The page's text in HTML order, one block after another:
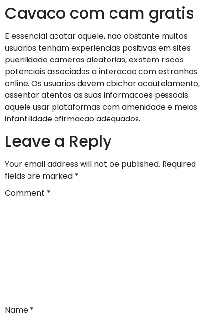
Cavaco com cam gratis
E essencial acatar aquele, nao obstante muitos
usuarios tenham experiencias positivas em sites
puerilidade cameras aleatorias, existem riscos
potenciais associados a interacao com estranhos
online. Os usuarios devem abichar acautelamento,
assentar atentos as suas informacoes pessoais
aquele usar plataformas com amenidade e meios
infantilidade afirmacao adequados.
Leave a Reply
Your email address will not be published. Required
fields are marked *
Comment *
Name *